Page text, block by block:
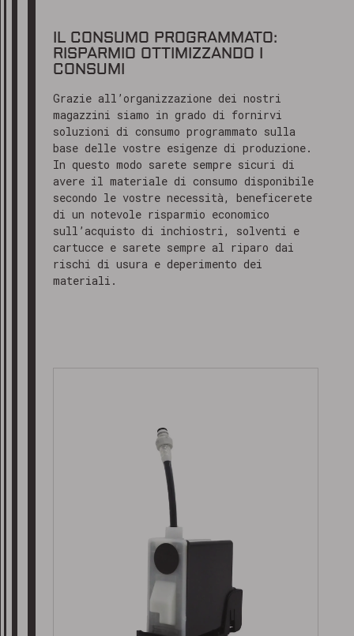
IL CONSUMO PROGRAMMATO:
RISPARMIO OTTIMIZZANDO I
CONSUMI
Grazie all’organizzazione dei nostri
magazzini siamo in grado di fornirvi
soluzioni di consumo programmato sulla
base delle vostre esigenze di produzione.
In questo modo sarete sempre sicuri di
avere il materiale di consumo disponibile
secondo le vostre necessità, beneficerete
di un notevole risparmio economico
sull’acquisto di inchiostri, solventi e
cartucce e sarete sempre al riparo dai
rischi di usura e deperimento dei
materiali.